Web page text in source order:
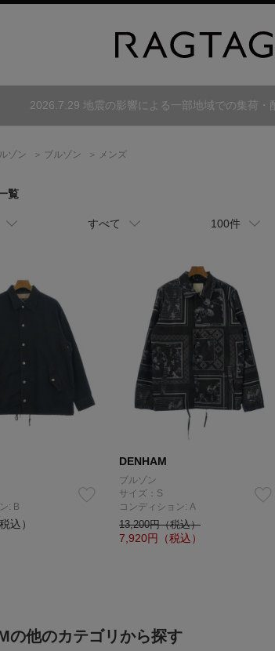
2026.7.29 地震の影響による一部地域での集荷・
ゾン ブルゾン メンズ
覧
すべて 100件
: B
込）
DENHAM
ブルゾン
サイズ：S
コンディション: A
13,200円（税込）
7,920円（税込）
の他のカテゴリから探す